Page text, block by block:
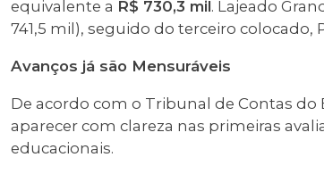
equivalente a R$ 730,3 mil. Lajeado
741,5 mil), seguido do terceiro colocado,
Avanços já são Mensuráveis
De acordo com o Tribunal de Contas do
aparecer com clareza nas primeiras
educacionais.